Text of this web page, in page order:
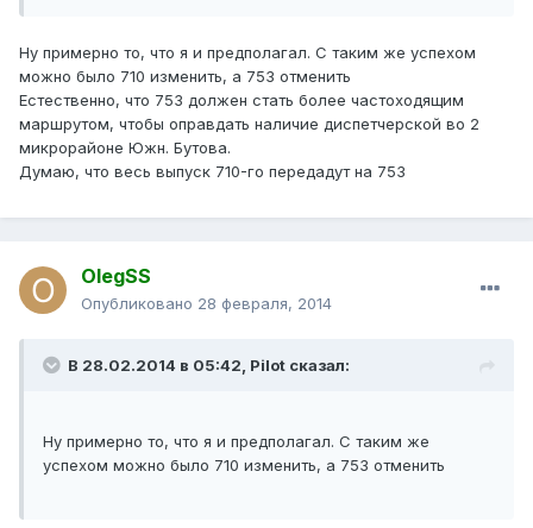
Ну примерно то, что я и предполагал. С таким же успехом
можно было 710 изменить, а 753 отменить
Естественно, что 753 должен стать более частоходящим
маршрутом, чтобы оправдать наличие диспетчерской во 2
микрорайоне Южн. Бутова.
Думаю, что весь выпуск 710-го передадут на 753
OlegSS
Опубликовано 28 февраля, 2014
В 28.02.2014 в 05:42, Pilot сказал:
Ну примерно то, что я и предполагал. С таким же
успехом можно было 710 изменить, а 753 отменить